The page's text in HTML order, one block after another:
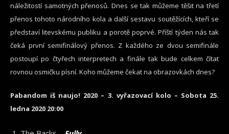
náležitostí samotných přenosů. Dnes se tak můžeme těšit na třetí
přenos tohoto národního kola a další sestavu soutěžících, kteří se
představí litevskému publiku a porotě poprvé. Příští týden nás tak
čeká první semifinálový přenos. Z každého ze dvou semifinále
postoupí po čtyřech interpretech a finále tak bude celkem čítat
rovnou osmičku písní. Koho můžeme čekat na obrazovkách dnes?
Pabandom iš naujo! 2020 – 3. vyřazovací kolo – Sobota 25.
ledna 2020 20:00